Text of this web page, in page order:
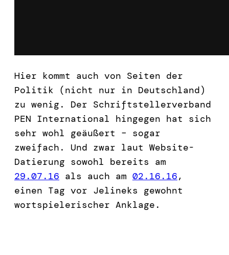
Hier kommt auch von Seiten der
Politik (nicht nur in Deutschland)
zu wenig. Der Schriftstellerverband
PEN International hingegen hat sich
sehr wohl geäußert – sogar
zweifach. Und zwar laut Website-
Datierung sowohl bereits am
29.07.16 als auch am 02.16.16,
einen Tag vor Jelineks gewohnt
wortspielerischer Anklage.